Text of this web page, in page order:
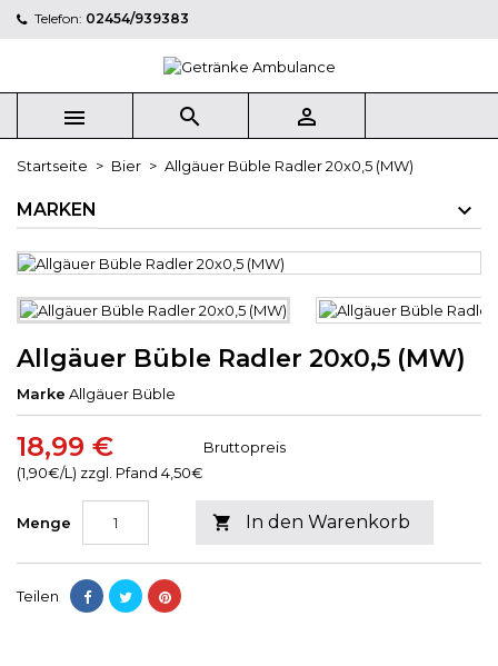
Telefon: 02454/939383
  
Startseite Bier Allgäuer Büble Radler 20x0,5 (MW)
MARKEN
Allgäuer Büble Radler 20x0,5 (MW)
Marke Allgäuer Büble
18,99 €
(1,90€/L) zzgl. Pfand 4,50€
Bruttopreis
Menge  In den Warenkorb
Teilen